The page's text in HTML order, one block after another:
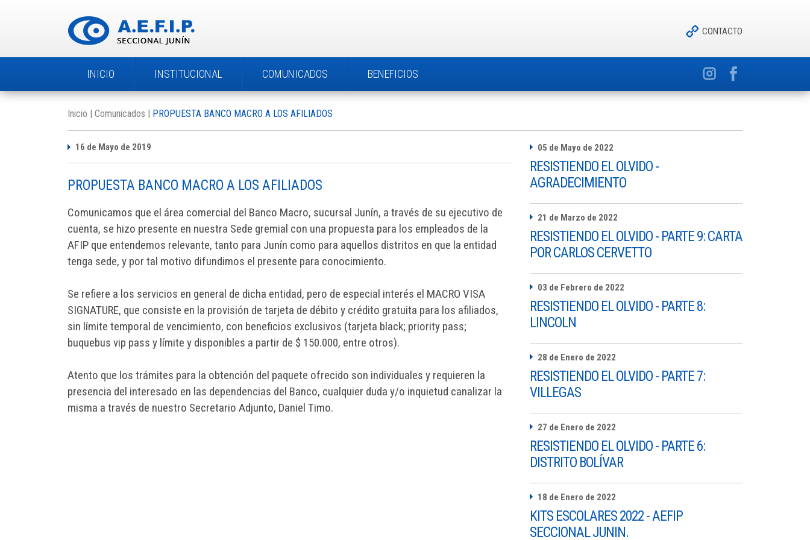
CONTACTO
INICIO INSTITUCIONAL COMUNICADOS BENEFICIOS
Inicio Comunicados PROPUESTA BANCO MACRO A LOS AFILIADOS
16 de Mayo de 2019
PROPUESTA BANCO MACRO A LOS AFILIADOS
Comunicamos que el área comercial del Banco Macro, sucursal Junín, a través de su ejecutivo de
cuenta, se hizo presente en nuestra Sede gremial con una propuesta para los empleados de la
AFIP que entendemos relevante, tanto para Junín como para aquellos distritos en que la entidad
tenga sede, y por tal motivo difundimos el presente para conocimiento.
Se refiere a los servicios en general de dicha entidad, pero de especial interés el MACRO VISA
SIGNATURE, que consiste en la provisión de tarjeta de débito y crédito gratuita para los afiliados,
sin límite temporal de vencimiento, con beneficios exclusivos (tarjeta black; priority pass;
buquebus vip pass y límite y disponibles a partir de $ 150.000, entre otros).
Atento que los trámites para la obtención del paquete ofrecido son individuales y requieren la
presencia del interesado en las dependencias del Banco, cualquier duda y/o inquietud canalizar la
misma a través de nuestro Secretario Adjunto, Daniel Timo.
05 de Mayo de 2022
RESISTIENDO EL OLVIDO -
AGRADECIMIENTO
21 de Marzo de 2022
RESISTIENDO EL OLVIDO - PARTE 9: CARTA
POR CARLOS CERVETTO
03 de Febrero de 2022
RESISTIENDO EL OLVIDO - PARTE 8:
LINCOLN
28 de Enero de 2022
RESISTIENDO EL OLVIDO - PARTE 7:
VILLEGAS
27 de Enero de 2022
RESISTIENDO EL OLVIDO - PARTE 6:
DISTRITO BOLÍVAR
18 de Enero de 2022
KITS ESCOLARES 2022 - AEFIP
SECCIONAL JUNIN.